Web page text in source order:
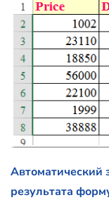
Автоматический
результата